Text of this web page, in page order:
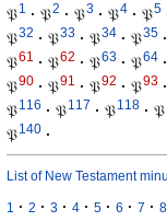
𝔓1 · 𝔓2 · 𝔓3 · 𝔓4 · 𝔓5
𝔓32 · 𝔓33 · 𝔓34 · 𝔓35 ·
𝔓61 · 𝔓62 · 𝔓63 · 𝔓64 ·
𝔓90 · 𝔓91 · 𝔓92 · 𝔓93 ·
𝔓116 · 𝔓117 · 𝔓118 · 𝔓
𝔓140 ·
List of New Testament
1 · 2 · 3 · 4 · 5 · 6 · 7 · 8